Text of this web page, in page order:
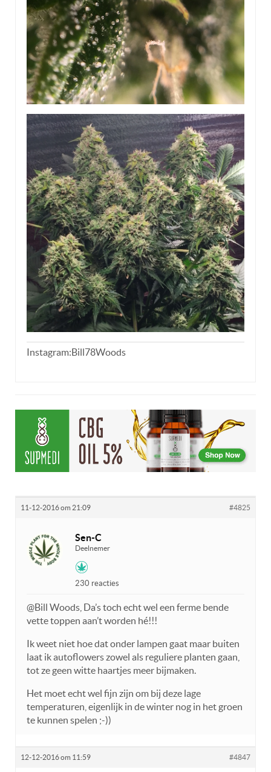
Instagram:Bill78Woods
11-12-2016 om 21:09 #4825
Sen-C
Deelnemer
230 reacties
@Bill Woods, Da’s toch echt wel een ferme bende
vette toppen aan’t worden hé!!!
Ik weet niet hoe dat onder lampen gaat maar buiten
laat ik autoflowers zowel als reguliere planten gaan,
tot ze geen witte haartjes meer bijmaken.
Het moet echt wel fijn zijn om bij deze lage
temperaturen, eigenlijk in de winter nog in het groen
te kunnen spelen ;-))
12-12-2016 om 11:59 #4847